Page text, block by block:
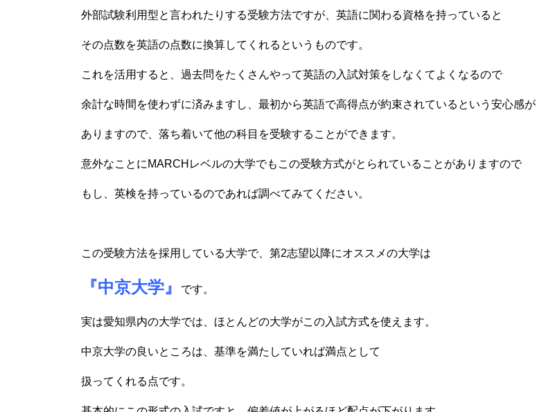
外部試験利用型と言われたりする受験方法ですが、英語に関わる資格を持っていると
その点数を英語の点数に換算してくれるというものです。
これを活用すると、過去問をたくさんやって英語の入試対策をしなくてよくなるので
余計な時間を使わずに済みますし、最初から英語で高得点が約束されているという安心感が
ありますので、落ち着いて他の科目を受験することができます。
意外なことにMARCHレベルの大学でもこの受験方式がとられていることがありますので
もし、英検を持っているのであれば調べてみてください。
この受験方法を採用している大学で、第2志望以降にオススメの大学は
『中京大学』 です。
実は愛知県内の大学では、ほとんどの大学がこの入試方式を使えます。
中京大学の良いところは、基準を満たしていれば満点として
扱ってくれる点です。